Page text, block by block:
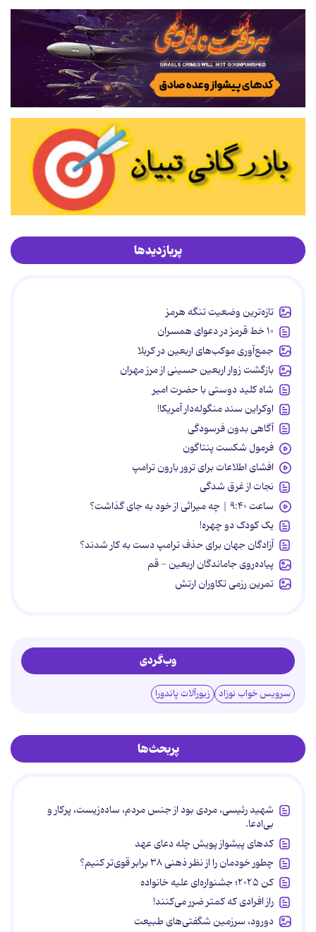
پربازدیدها
تازه‌ترین وضعیت تنگه هرمز
۱۰ خط قرمز در دعوای همسران
جمع‌آوری موکب‌های اربعین در کربلا
بازگشت زوار اربعین حسینی از مرز مهران
شاه کلید دوستی با حضرت امیر
اوکراین سند منگوله‌دار آمریکا!
آگاهی بدون فرسودگی
فرمول شکست پنتاگون
افشای اطلاعات برای ترور بارون ترامپ
نجات از غرق شدگی
ساعت ۹:۴۰ | چه میراثی از خود به جای گذاشت؟
یک کودک دو چهره!
آزادگان جهان برای حذف ترامپ دست به کار شدند؟
پیاده‌روی جاماندگان اربعین - قم
تمرین رزمی تکاوران ارتش
وب‌گردی
سرویس خواب نوزاد زیورآلات پاندورا
پربحث‌ها
شهید رئیسی، مردی بود از جنس مردم، ساده‌زیست، پرکار و
بی‌ادعا.
کدهای پیشواز پویش چله دعای عهد
چطور خودمان را از نظر ذهنی ۳۸ برابر قوی‌تر کنیم؟
کن ۲۰۲۵؛ جشنواره‌ای علیه خانواده
راز افرادی که کمتر ضرر می‌کنند!
دورود، سرزمین شگفتی‌های طبیعت